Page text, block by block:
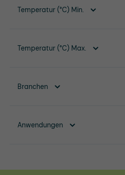
Temperatur (°C) Min.
Temperatur (°C) Max.
Branchen
Anwendungen